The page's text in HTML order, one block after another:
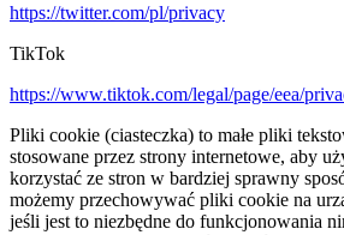
https://twitter.com/pl/privacy
TikTok
https://www.tiktok.com/legal/page/eea/
Pliki cookie (ciasteczka) to małe pliki
stosowane przez strony internetowe, aby
korzystać ze stron w bardziej sprawny
możemy przechowywać pliki cookie na
jeśli jest to niezbędne do funkcjonowania